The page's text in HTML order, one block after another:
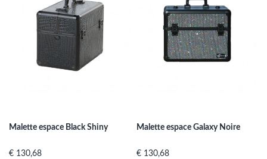
Malette espace Black Shiny
Prijs
€ 130,68
Malette espace Galaxy Noire
Prijs
€ 130,68